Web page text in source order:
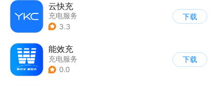
云快充
充电服务
3.3
下载
能效充
充电服务
0.0
下载